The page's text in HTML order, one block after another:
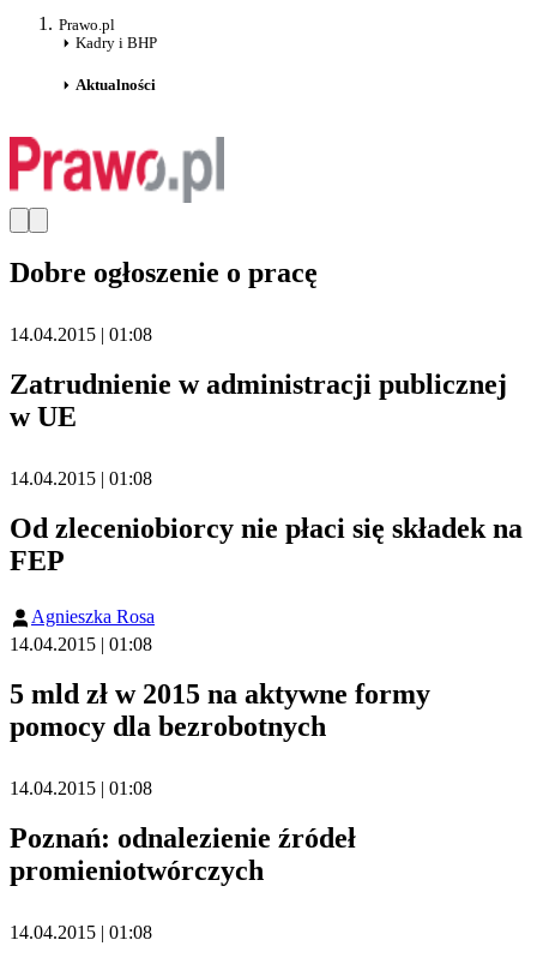
Prawo.pl
Kadry i BHP
Aktualności
Dobre ogłoszenie o pracę
14.04.2015 | 01:08
Zatrudnienie w administracji publicznej
w UE
14.04.2015 | 01:08
Od zleceniobiorcy nie płaci się składek na
FEP
Agnieszka Rosa
14.04.2015 | 01:08
5 mld zł w 2015 na aktywne formy
pomocy dla bezrobotnych
14.04.2015 | 01:08
Poznań: odnalezienie źródeł
promieniotwórczych
14.04.2015 | 01:08